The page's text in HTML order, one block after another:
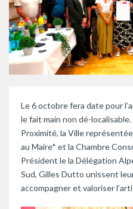
Le 6 octobre fera date pour
le fait main non dé-
Proximité, la Ville représentée
au Maire* et la Chambre
Président le la Délégation
Sud, Gilles Dutto unissent
accompagner et valoriser